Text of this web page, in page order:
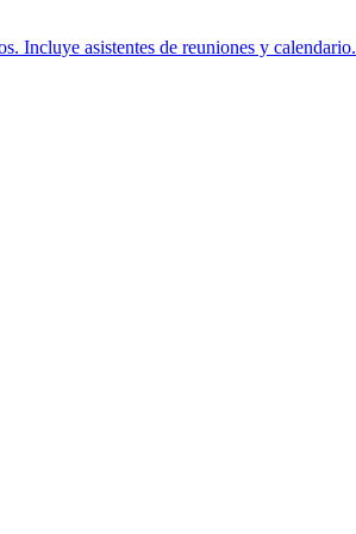
Incluye asistentes de reuniones y calendario.